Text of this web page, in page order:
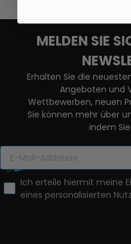
MELDEN SIE
Erhalten Sie die
Angeboten und
Wettbewerben, neuen
Sie können mehr über
indem
Ich erteile hiermit meine
eines personalisierten